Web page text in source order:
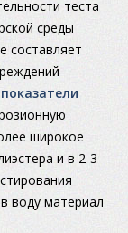
теста
среды
составляет
широкое
и в 2-3
воду материал